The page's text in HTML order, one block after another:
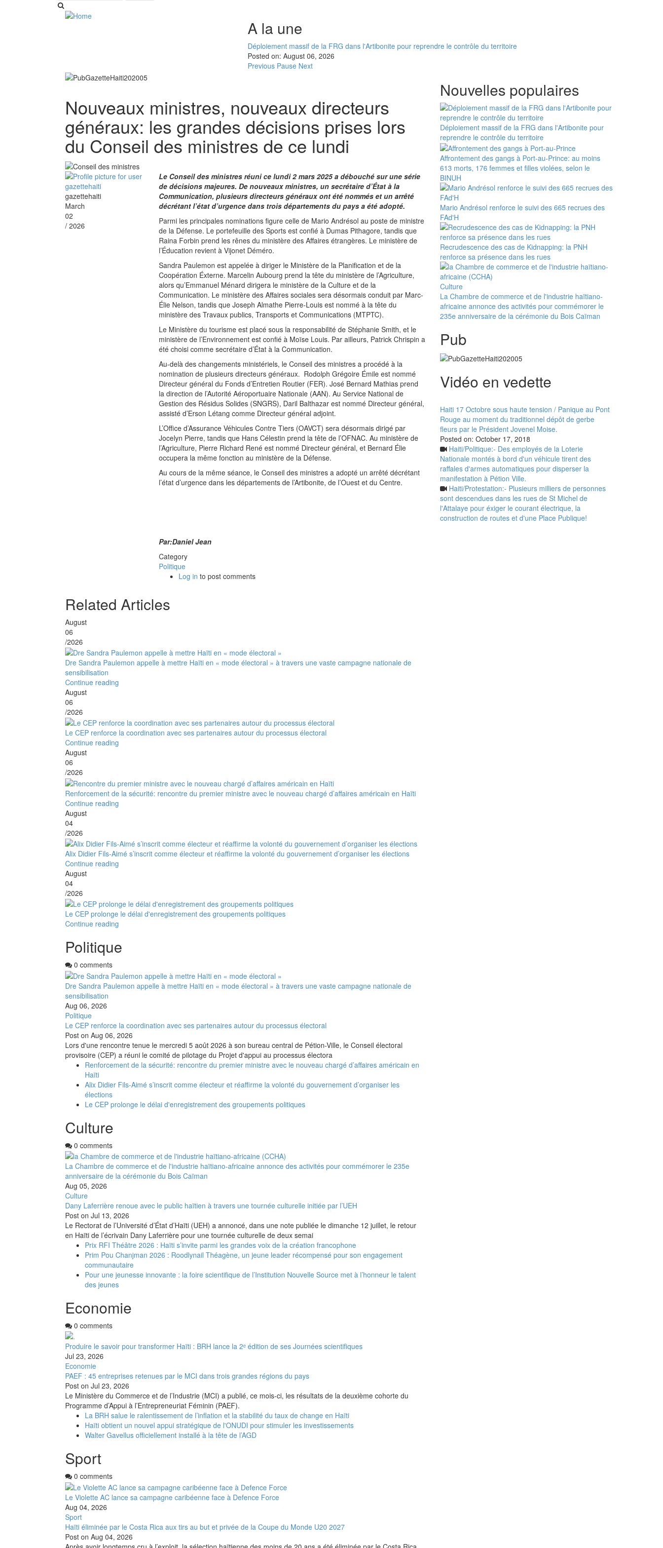
A la une
Déploiement massif de la FRG dans l'Artibonite pour reprendre le contrôle du territoire
Posted on: August 06, 2026
Previous Pause Next
Nouveaux ministres, nouveaux directeurs
généraux: les grandes décisions prises lors
du Conseil des ministres de ce lundi
gazettehaiti
March
02
/ 2026
Le Conseil des ministres réuni ce lundi 2 mars 2025 a débouché sur une série
de décisions majeures. De nouveaux ministres, un secrétaire d’État à la
Communication, plusieurs directeurs généraux ont été nommés et un arrêté
décrétant l’état d’urgence dans trois départements du pays a été adopté.
Parmi les principales nominations figure celle de Mario Andrésol au poste de ministre
de la Défense. Le portefeuille des Sports est confié à Dumas Pithagore, tandis que
Raina Forbin prend les rênes du ministère des Affaires étrangères. Le ministère de
l’Éducation revient à Vijonet Déméro.
Sandra Paulemon est appelée à diriger le Ministère de la Planification et de la
Coopération Éxterne. Marcelin Aubourg prend la tête du ministère de l’Agriculture,
alors qu’Emmanuel Ménard dirigera le ministère de la Culture et de la
Communication. Le ministère des Affaires sociales sera désormais conduit par Marc-
Élie Nelson, tandis que Joseph Almathe Pierre-Louis est nommé à la tête du
ministère des Travaux publics, Transports et Communications (MTPTC).
Le Ministère du tourisme est placé sous la responsabilité de Stéphanie Smith, et le
ministère de l’Environnement est confié à Moïse Louis. Par ailleurs, Patrick Chrispin a
été choisi comme secrétaire d’État à la Communication.
Au-delà des changements ministériels, le Conseil des ministres a procédé à la
nomination de plusieurs directeurs généraux. Rodolph Grégoire Émile est nommé
Directeur général du Fonds d’Entretien Routier (FER). José Bernard Mathias prend
la direction de l’Autorité Aéroportuaire Nationale (AAN). Au Service National de
Gestion des Résidus Solides (SNGRS), Daril Balthazar est nommé Directeur général,
assisté d’Erson Létang comme Directeur général adjoint.
L’Office d’Assurance Véhicules Contre Tiers (OAVCT) sera désormais dirigé par
Jocelyn Pierre, tandis que Hans Célestin prend la tête de l’OFNAC. Au ministère de
l’Agriculture, Pierre Richard René est nommé Directeur général, et Bernard Élie
occupera la même fonction au ministère de la Défense.
Au cours de la même séance, le Conseil des ministres a adopté un arrêté décrétant
l’état d’urgence dans les départements de l’Artibonite, de l’Ouest et du Centre.
Par:Daniel Jean
Category
Politique
Log in to post comments
Related Articles
August
06
/2026
Dre Sandra Paulemon appelle à mettre Haïti en « mode électoral » à travers une vaste campagne nationale de
sensibilisation
Continue reading
August
06
/2026
Le CEP renforce la coordination avec ses partenaires autour du processus électoral
Continue reading
August
06
/2026
Renforcement de la sécurité: rencontre du premier ministre avec le nouveau chargé d’affaires américain en Haïti
Continue reading
August
04
/2026
Alix Didier Fils-Aimé s’inscrit comme électeur et réaffirme la volonté du gouvernement d’organiser les élections
Continue reading
August
04
/2026
Le CEP prolonge le délai d'enregistrement des groupements politiques
Continue reading
Politique
0 comments
Dre Sandra Paulemon appelle à mettre Haïti en « mode électoral » à travers une vaste campagne nationale de
sensibilisation
Aug 06, 2026
Politique
Le CEP renforce la coordination avec ses partenaires autour du processus électoral
Post on Aug 06, 2026
Lors d'une rencontre tenue le mercredi 5 août 2026 à son bureau central de Pétion-Ville, le Conseil électoral
provisoire (CEP) a réuni le comité de pilotage du Projet d'appui au processus électora
Renforcement de la sécurité: rencontre du premier ministre avec le nouveau chargé d’affaires américain en
Haïti
Alix Didier Fils-Aimé s’inscrit comme électeur et réaffirme la volonté du gouvernement d’organiser les
élections
Le CEP prolonge le délai d'enregistrement des groupements politiques
Culture
0 comments
La Chambre de commerce et de l'industrie haïtiano-africaine annonce des activités pour commémorer le 235e
anniversaire de la cérémonie du Bois Caïman
Aug 05, 2026
Culture
Dany Laferrière renoue avec le public haïtien à travers une tournée culturelle initiée par l’UEH
Post on Jul 13, 2026
Le Rectorat de l’Université d’État d’Haïti (UEH) a annoncé, dans une note publiée le dimanche 12 juillet, le retour
en Haïti de l’écrivain Dany Laferrière pour une tournée culturelle de deux semai
Prix RFI Théâtre 2026 : Haïti s’invite parmi les grandes voix de la création francophone
Prim Pou Chanjman 2026 : Roodlynail Théagène, un jeune leader récompensé pour son engagement
communautaire
Pour une jeunesse innovante : la foire scientifique de l’Institution Nouvelle Source met à l’honneur le talent
des jeunes
Economie
0 comments
Produire le savoir pour transformer Haïti : BRH lance la 2ᵉ édition de ses Journées scientifiques
Jul 23, 2026
Economie
PAEF : 45 entreprises retenues par le MCI dans trois grandes régions du pays
Post on Jul 23, 2026
Le Ministère du Commerce et de l’Industrie (MCI) a publié, ce mois-ci, les résultats de la deuxième cohorte du
Programme d’Appui à l’Entrepreneuriat Féminin (PAEF).
La BRH salue le ralentissement de l’inflation et la stabilité du taux de change en Haïti
Haïti obtient un nouvel appui stratégique de l'ONUDI pour stimuler les investissements
Walter Gavellus officiellement installé à la tête de l’AGD
Sport
0 comments
Le Violette AC lance sa campagne caribéenne face à Defence Force
Aug 04, 2026
Sport
Haïti éliminée par le Costa Rica aux tirs au but et privée de la Coupe du Monde U20 2027
Post on Aug 04, 2026
Nouvelles populaires
Déploiement massif de la FRG dans l'Artibonite pour
reprendre le contrôle du territoire
Affrontement des gangs à Port-au-Prince: au moins
613 morts, 176 femmes et filles violées, selon le
BINUH
Mario Andrésol renforce le suivi des 665 recrues des
FAd'H
Recrudescence des cas de Kidnapping: la PNH
renforce sa présence dans les rues
Culture
La Chambre de commerce et de l'industrie haïtiano-
africaine annonce des activités pour commémorer le
235e anniversaire de la cérémonie du Bois Caïman
Pub
Vidéo en vedette
Haiti 17 Octobre sous haute tension / Panique au Pont
Rouge au moment du traditionnel dépôt de gerbe
fleurs par le Président Jovenel Moise.
Posted on: October 17, 2018
Haiti/Politique:- Des employés de la Loterie
Nationale montés à bord d'un véhicule tirent des
raffales d'armes automatiques pour disperser la
manifestation à Pétion Ville.
Haiti/Protestation:- Plusieurs milliers de personnes
sont descendues dans les rues de St Michel de
l'Attalaye pour éxiger le courant électrique, la
construction de routes et d'une Place Publique!